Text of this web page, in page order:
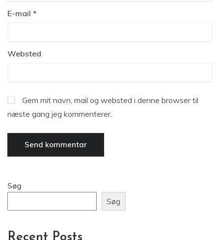
E-mail *
Websted
Gem mit navn, mail og websted i denne browser til
næste gang jeg kommenterer.
Søg
Søg